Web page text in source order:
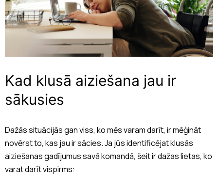
Kad klusā aiziešana jau ir
sākusies
Dažās situācijās gan viss, ko mēs varam darīt, ir mēģināt
novērst to, kas jau ir sācies. Ja jūs identificējat klusās
aiziešanas gadījumus savā komandā, šeit ir dažas lietas, ko
varat darīt vispirms: